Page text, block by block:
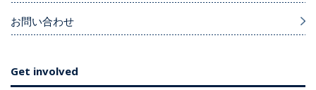
お問い合わせ
Get involved